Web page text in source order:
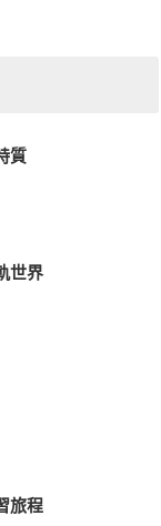
質
世界
旅程